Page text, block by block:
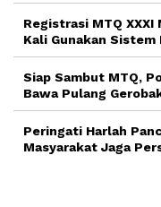
Registrasi MTQ
Kali Gunakan
Siap Sambut MTQ,
Bawa Pulang
Peringati Harlah
Masyarakat Jaga